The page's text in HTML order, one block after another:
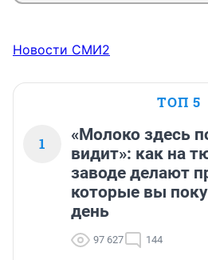
Новости СМИ2
ТОП 5
1
«Молоко здесь
видит»: как на
заводе делают
которые вы
день
97 627 144